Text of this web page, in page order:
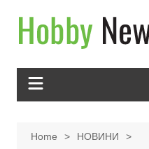
content
Home
НОВИНИ